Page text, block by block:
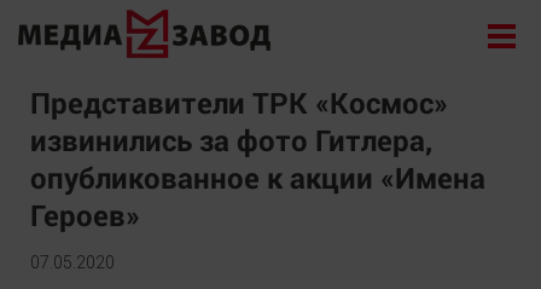
Новости
Экономика
Происшествия
Общество
Политика
Представители ТРК «Космос»
извинились за фото Гитлера,
опубликованное к акции «Имена
Героев»
07.05.2020